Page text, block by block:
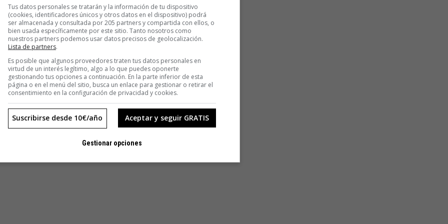
bienal. Si se repite dos veces al año,bianual. Lo mismo para
meses). Y si la señora Puri te dice que va al médico porque
y piensa que no todo el mundo ha podido estudiar.
que elacceso
con mucho cariño y profesionalidad, como ella merece.
de doña Puri y dejar lo deexcavarpara el
hace falta infligirseun castigo ejemplar por haber
somos sentimientos y tenemos humanos, ¿no?
Tus datos personales se tratarán y la información de tu dispositivo
(cookies, identificadores únicos y otros datos en el dispositivo) podrá
ser almacenada y consultada por 205 partners y compartida con ellos, o
bien usada específicamente por este sitio. Tanto nosotros como
nuestros partners podemos usar datos precisos de geolocalización.
Lista de partners.
Es posible que algunos proveedores traten tus datos personales en
virtud de un interés legítimo, algo a lo que puedes oponerte
gestionando tus opciones a continuación. En la parte inferior de esta
página o en el menú del sitio, busca un enlace para gestionar o retirar el
consentimiento en la configuración de privacidad y cookies.
Aceptar y seguir GRATIS
Suscribirse desde 10€/año
Gestionar opciones